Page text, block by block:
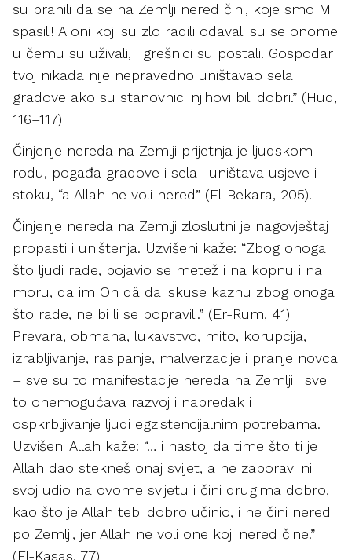
su branili da se na Zemlji nered čini, koje smo Mi
spasili! A oni koji su zlo radili odavali su se onome
u čemu su uživali, i grešnici su postali. Gospodar
tvoj nikada nije nepravedno uništavao sela i
gradove ako su stanovnici njihovi bili dobri.” (Hud,
116–117)
Činjenje nereda na Zemlji prijetnja je ljudskom
rodu, pogađa gradove i sela i uništava usjeve i
stoku, “a Allah ne voli nered” (El-Bekara, 205).
Činjenje nereda na Zemlji zloslutni je nagovještaj
propasti i uništenja. Uzvišeni kaže: “Zbog onoga
što ljudi rade, pojavio se metež i na kopnu i na
moru, da im On dâ da iskuse kaznu zbog onoga
što rade, ne bi li se popravili.” (Er-Rum, 41)
Prevara, obmana, lukavstvo, mito, korupcija,
izrabljivanje, rasipanje, malverzacije i pranje novca
– sve su to manifestacije nereda na Zemlji i sve
to onemogućava razvoj i napredak i
ospkrbljivanje ljudi egzistencijalnim potrebama.
Uzvišeni Allah kaže: “… i nastoj da time što ti je
Allah dao stekneš onaj svijet, a ne zaboravi ni
svoj udio na ovome svijetu i čini drugima dobro,
kao što je Allah tebi dobro učinio, i ne čini nered
po Zemlji, jer Allah ne voli one koji nered čine.”
(El-Kasas, 77)